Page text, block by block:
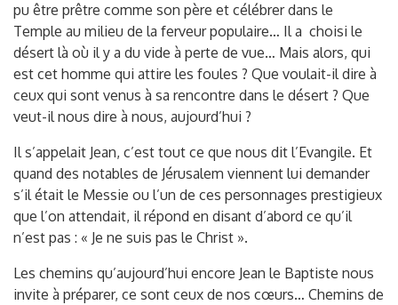
pu être prêtre comme son père et célébrer dans le
Temple au milieu de la ferveur populaire… Il a choisi le
désert là où il y a du vide à perte de vue… Mais alors, qui
est cet homme qui attire les foules ? Que voulait-il dire à
ceux qui sont venus à sa rencontre dans le désert ? Que
veut-il nous dire à nous, aujourd’hui ?
Il s’appelait Jean, c’est tout ce que nous dit l’Evangile. Et
quand des notables de Jérusalem viennent lui demander
s’il était le Messie ou l’un de ces personnages prestigieux
que l’on attendait, il répond en disant d’abord ce qu’il
n’est pas : « Je ne suis pas le Christ ».
Les chemins qu’aujourd’hui encore Jean le Baptiste nous
invite à préparer, ce sont ceux de nos cœurs… Chemins de